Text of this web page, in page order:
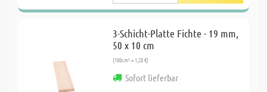
3-Schicht-Platte Fichte - 19 mm,
50 x 10 cm
(100cm² = 1,28 €)
Sofort lieferbar